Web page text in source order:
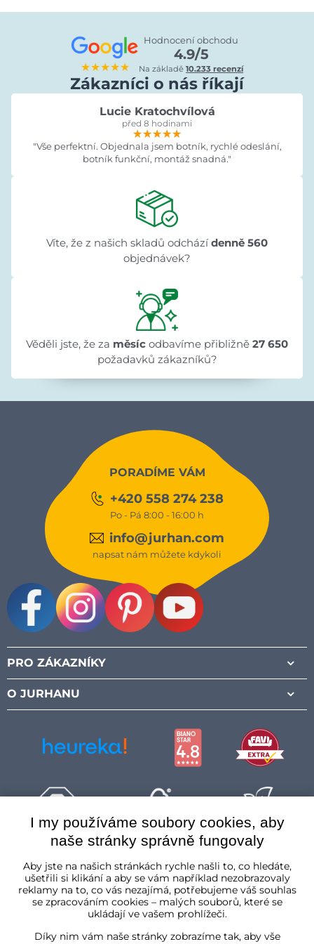
★★★★★
Hodnocení obchodu
4.9/5
Na základě10.233 recenzí
Zákazníci o nás říkají
Lucie Kratochvílová
před 8 hodinami
★★★★★
★★★★★
★★★★★
"Vše perfektní. Objednala jsem botník, rychlé odeslání,
botník funkční, montáž snadná."
Víte, že z našich skladů odchází denně 560
objednávek?
Věděli jste, že za měsíc odbavíme přibližně 27 650
požadavků zákazníků?
PORADÍME VÁM
+420 558 274 238
Po - Pá 8:00 - 16:00 h
info@jurhan.com
napsat nám můžete kdykoli
PRO ZÁKAZNÍKY
O JURHANU
I my používáme soubory cookies, aby
naše stránky správně fungovaly
Aby jste na našich stránkách rychle našli to, co hledáte,
ušetřili si klikání a aby se vám například nezobrazovaly
reklamy na to, co vás nezajímá, potřebujeme váš souhlas
se zpracováním cookies – malých souborů, které se
ukládají ve vašem prohlížeči.
Díky nim vám naše stránky zobrazíme tak, aby vše